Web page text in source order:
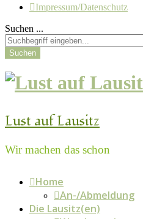
Impressum/Datenschutz
Suchen ...
Suchen
Lust auf Lausitz
Wir machen das schon
Home
An-/Abmeldung
Die Lausitz(en)